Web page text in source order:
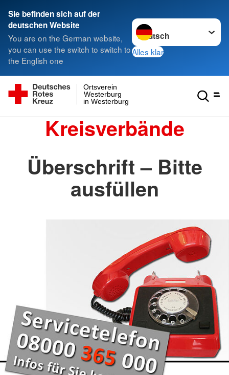
Sie befinden sich auf der
deutschen Website
You are on the German website,
you can use the switch to switch to
the English one
Sprache wechseln zu
Alles klar
in Westerburg
Westerburg
Ortsverein
Kreisverbände
Überschrift – Bitte
ausfüllen